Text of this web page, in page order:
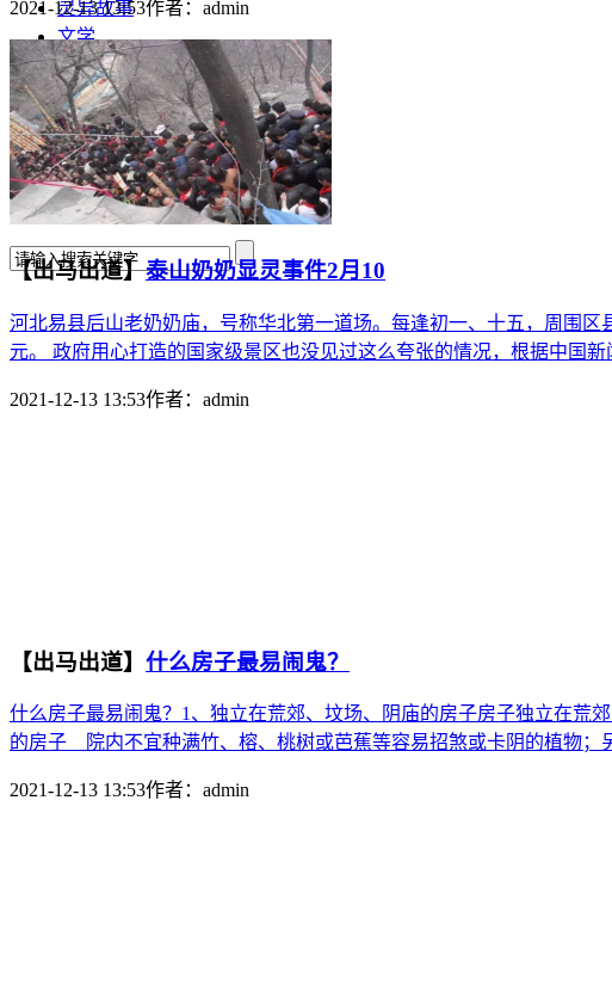
灵异故事
文学
哲学
百家姓
厚黑学
生肖运程
在线投稿
联系我们
2021-12-13 13:53作者： admin
【出马出道】泰山奶奶显灵事件2月10
河北易县后山老奶奶庙，号称华北第一道场。每逢初一、十五，周围
元。 政府用心打造的国家级景区也没见过这么夸张的情况，根据中国新
2021-12-13 13:53作者： admin
【出马出道】 什么房子最易闹鬼？
什么房子最易闹鬼？1、独立在荒郊、坟场、阴庙的房子房子独立在荒
的房子 院内不宜种满竹、榕、桃树或芭蕉等容易招煞或卡阴的植物；
2021-12-13 13:53作者： admin